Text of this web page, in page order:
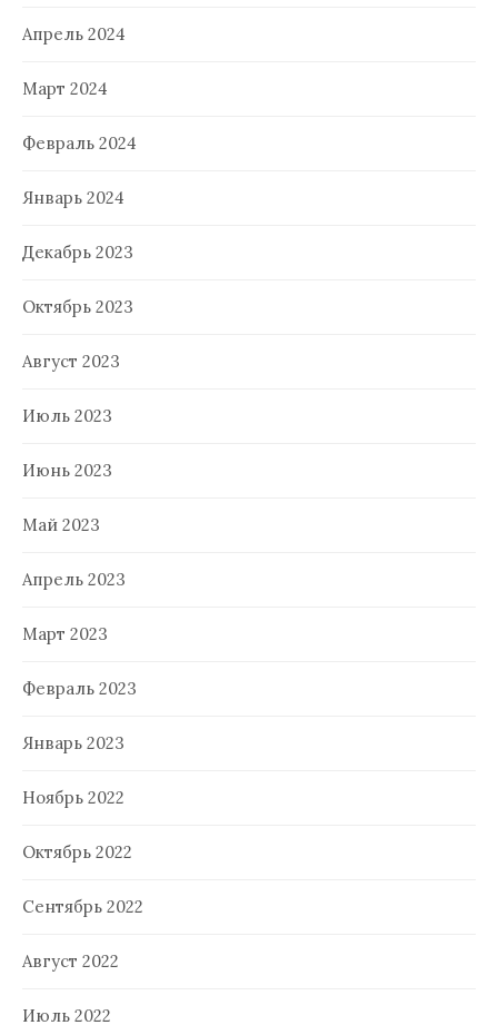
Апрель 2024
Март 2024
Февраль 2024
Январь 2024
Декабрь 2023
Октябрь 2023
Август 2023
Июль 2023
Июнь 2023
Май 2023
Апрель 2023
Март 2023
Февраль 2023
Январь 2023
Ноябрь 2022
Октябрь 2022
Сентябрь 2022
Август 2022
Июль 2022